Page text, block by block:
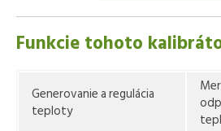
Funkcie tohoto
Generovanie a regulácia
teploty